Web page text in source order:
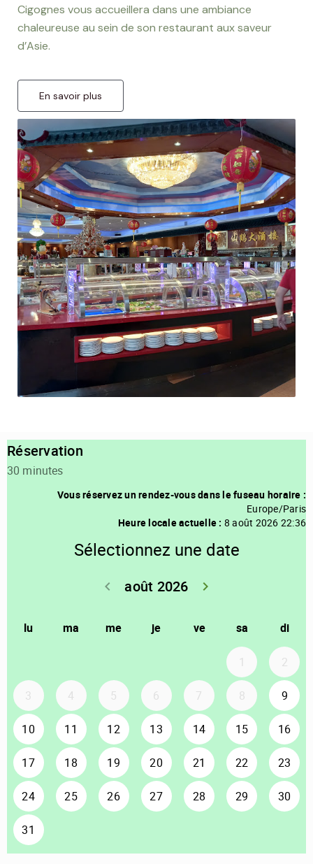
Cigognes vous accueillera dans une ambiance
chaleureuse au sein de son restaurant aux saveur
d’Asie.
En savoir plus